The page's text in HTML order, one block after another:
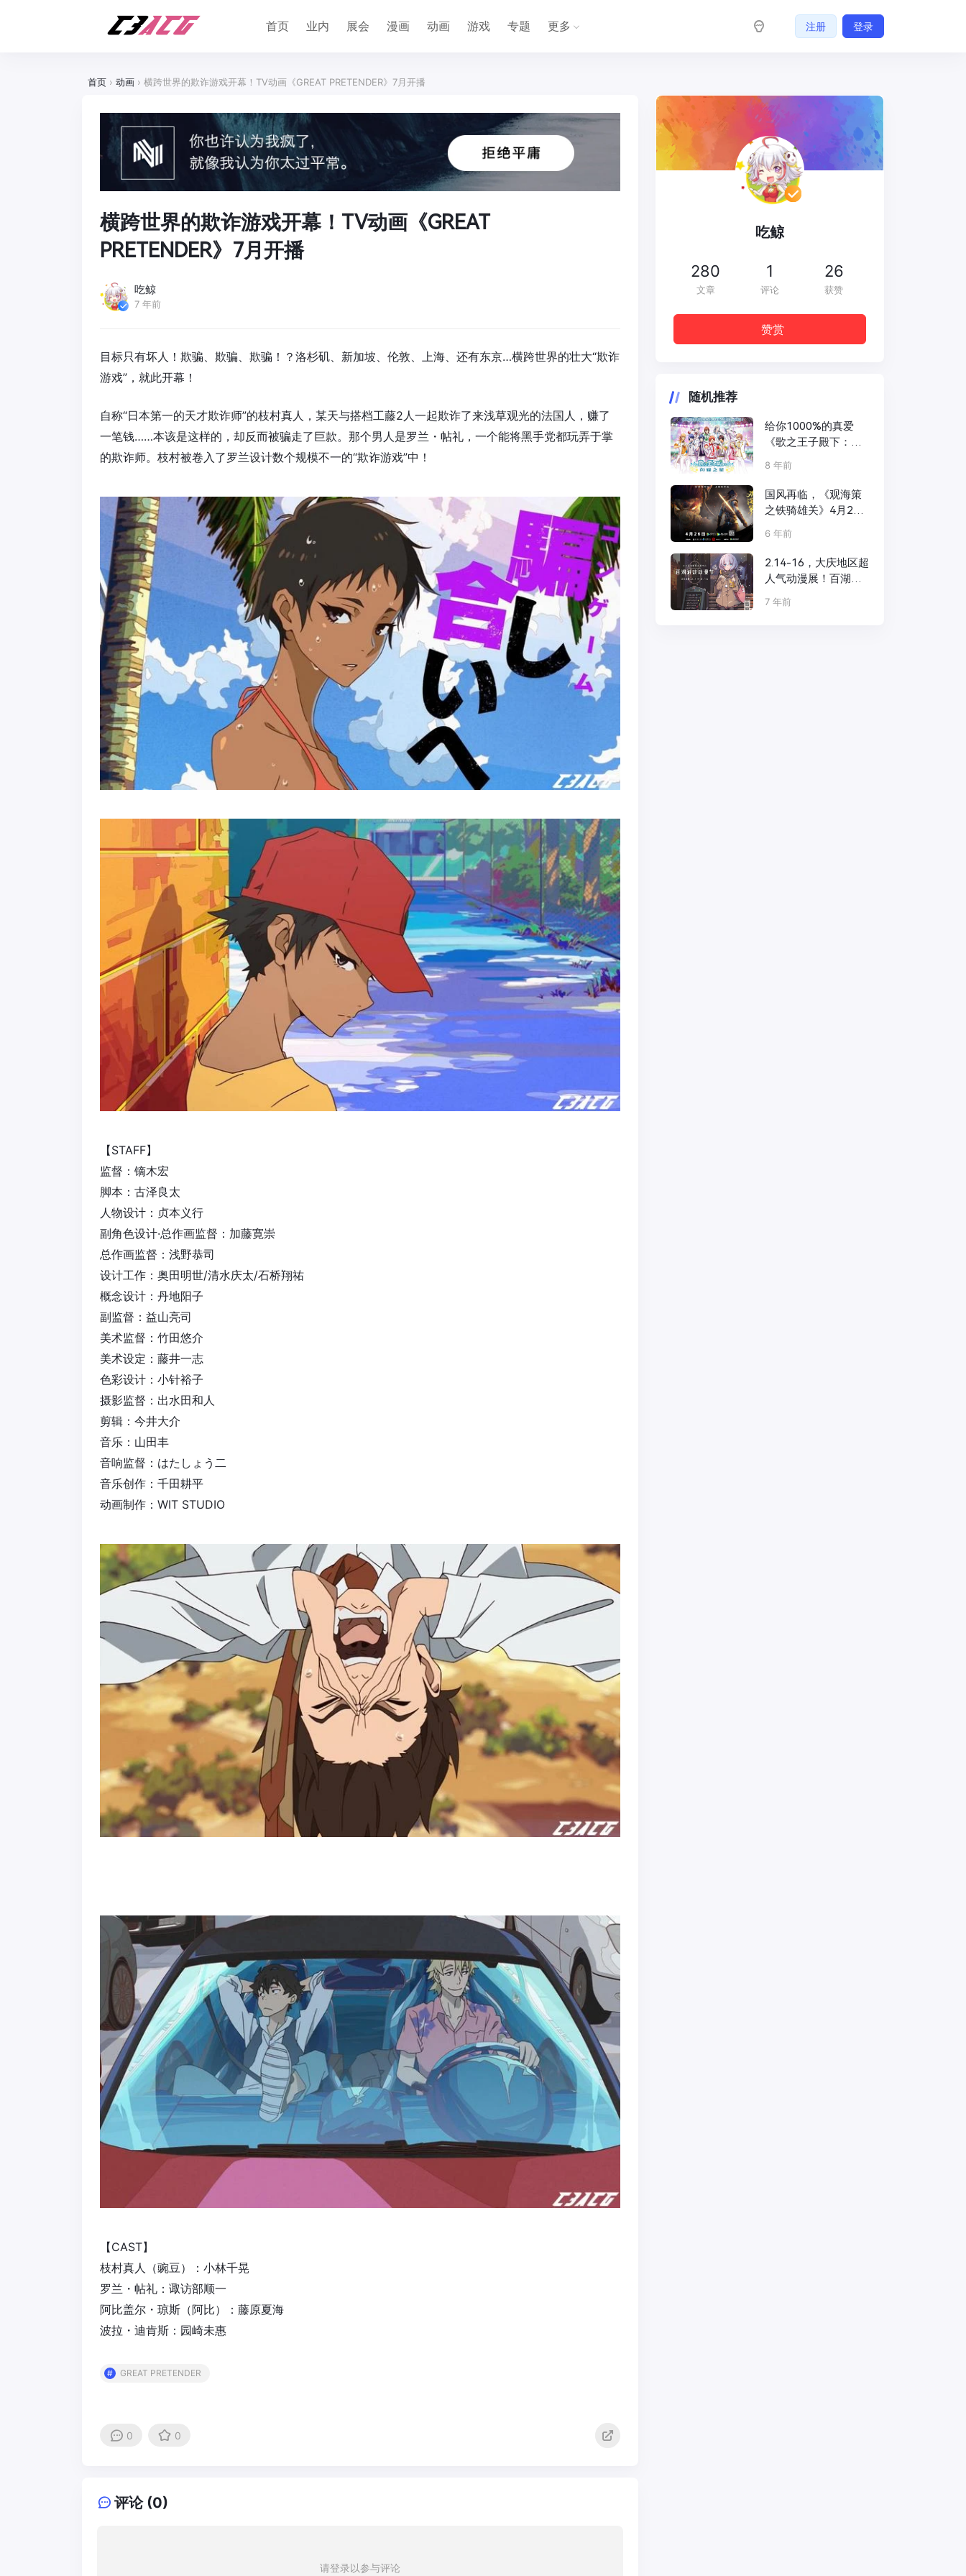
首页 业内 展会 漫画 动画 游戏 专题 更多 注册 登录
首页 › 动画 › 横跨世界的欺诈游戏开幕！TV动画《GREAT PRETENDER》7月开播
横跨世界的欺诈游戏开幕！TV动画《GREAT
PRETENDER》7月开播
吃鲸
7 年前
目标只有坏人！欺骗、欺骗、欺骗！？洛杉矶、新加坡、伦敦、上海、还有东京…横跨世界的壮大“欺诈
游戏”，就此开幕！
自称“日本第一的天才欺诈师”的枝村真人，某天与搭档工藤2人一起欺诈了来浅草观光的法国人，赚了
一笔钱……本该是这样的，却反而被骗走了巨款。那个男人是罗兰・帖礼，一个能将黑手党都玩弄于掌
的欺诈师。枝村被卷入了罗兰设计数个规模不一的“欺诈游戏”中！
【STAFF】
监督：镝木宏
脚本：古泽良太
人物设计：贞本义行
副角色设计·总作画监督：加藤寛崇
总作画监督：浅野恭司
设计工作：奥田明世/清水庆太/石桥翔祐
概念设计：丹地阳子
副监督：益山亮司
美术监督：竹田悠介
美术设定：藤井一志
色彩设计：小针裕子
摄影监督：出水田和人
剪辑：今井大介
音乐：山田丰
音响监督：はたしょう二
音乐创作：千田耕平
动画制作：WIT STUDIO
【CAST】
枝村真人（豌豆）：小林千晃
罗兰・帖礼：诹访部顺一
阿比盖尔・琼斯（阿比）：藤原夏海
波拉・迪肯斯：园崎未惠
GREAT PRETENDER
0 0
评论 (0)
请登录以参与评论
吃鲸
280
文章
1
评论
26
获赞
赞赏
随机推荐
给你1000%的真爱
《歌之王子殿下：闪
耀之星》新版本今日
上线
8 年前
国风再临，《观海策
之铁骑雄关》4月26
日腾讯视频高燃上线
6 年前
2.14-16，大庆地区超
人气动漫展！百湖游
戏动漫节等你来玩！
7 年前